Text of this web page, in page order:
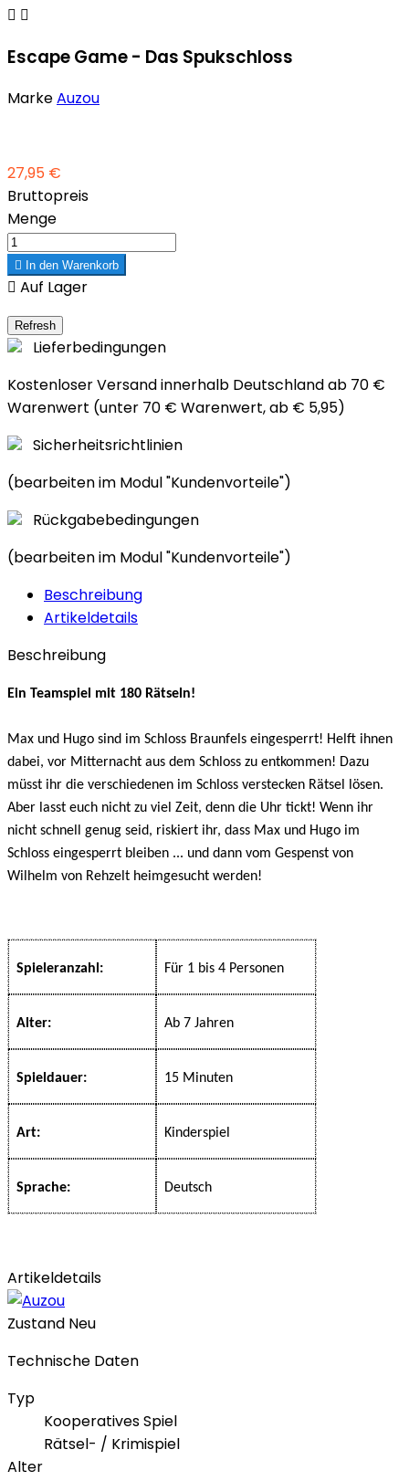
 
Escape Game - Das Spukschloss
MarkeAuzou
27,95 €
Bruttopreis
Menge
 In den Warenkorb
 Auf Lager
Lieferbedingungen
Kostenloser Versand innerhalb Deutschland ab 70 €
Warenwert (unter 70 € Warenwert, ab € 5,95)
Sicherheitsrichtlinien
(bearbeiten im Modul "Kundenvorteile")
Rückgabebedingungen
(bearbeiten im Modul "Kundenvorteile")
Beschreibung
Artikeldetails
Beschreibung
Ein Teamspiel mit 180 Rätseln!
Max und Hugo sind im Schloss Braunfels eingesperrt! Helft ihnen
dabei, vor Mitternacht aus dem Schloss zu entkommen! Dazu
müsst ihr die verschiedenen im Schloss verstecken Rätsel lösen.
Aber lasst euch nicht zu viel Zeit, denn die Uhr tickt! Wenn ihr
nicht schnell genug seid, riskiert ihr, dass Max und Hugo im
Schloss eingesperrt bleiben ... und dann vom Gespenst von
Wilhelm von Rehzelt heimgesucht werden!
Spieleranzahl: Für 1 bis 4 Personen
Alter: Ab 7 Jahren
Spieldauer: 15 Minuten
Art: Kinderspiel
Sprache: Deutsch
Artikeldetails
Zustand Neu
Technische Daten
Typ
Kooperatives Spiel
Rätsel- / Krimispiel
Alter